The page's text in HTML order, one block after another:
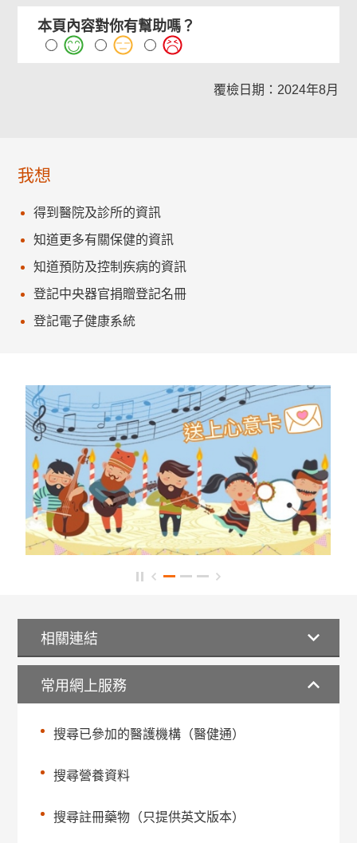
本頁內容對你有幫助嗎？
覆檢日期：2024年8月
我想
得到醫院及診所的資訊
知道更多有關保健的資訊
知道預防及控制疾病的資訊
登記中央器官捐贈登記名冊
登記電子健康系統
相關連結
常用網上服務
搜尋已參加的醫護機構（醫健通）
搜尋營養資料
搜尋註冊藥物（只提供英文版本）